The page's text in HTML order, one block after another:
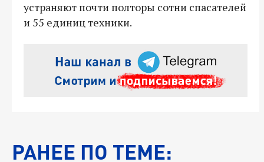
устраняют почти полторы сотни спасателей
и 55 единиц техники.
РАНЕЕ ПО ТЕМЕ: